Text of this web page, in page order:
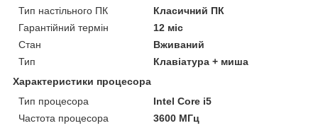
Тип настільного ПК
Класичний ПК
Гарантійний термін
12 міс
Стан
Вживаний
Тип
Клавіатура + миша
Характеристики процесора
Тип процесора
Intel Core i5
Частота процесора
3600 МГц